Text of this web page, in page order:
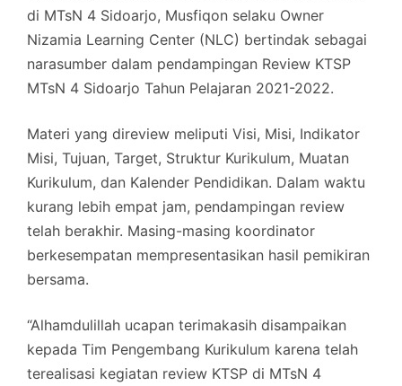
di MTsN 4 Sidoarjo, Musfiqon selaku Owner
Nizamia Learning Center (NLC) bertindak sebagai
narasumber dalam pendampingan Review KTSP
MTsN 4 Sidoarjo Tahun Pelajaran 2021-2022.
Materi yang direview meliputi Visi, Misi, Indikator
Misi, Tujuan, Target, Struktur Kurikulum, Muatan
Kurikulum, dan Kalender Pendidikan. Dalam waktu
kurang lebih empat jam, pendampingan review
telah berakhir. Masing-masing koordinator
berkesempatan mempresentasikan hasil pemikiran
bersama.
“Alhamdulillah ucapan terimakasih disampaikan
kepada Tim Pengembang Kurikulum karena telah
terealisasi kegiatan review KTSP di MTsN 4